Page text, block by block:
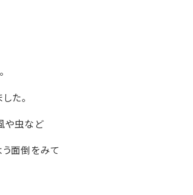
た。
や虫など
面倒をみて